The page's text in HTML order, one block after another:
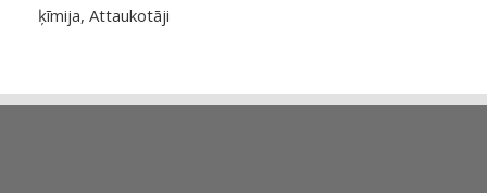
ķīmija, Attaukotāji